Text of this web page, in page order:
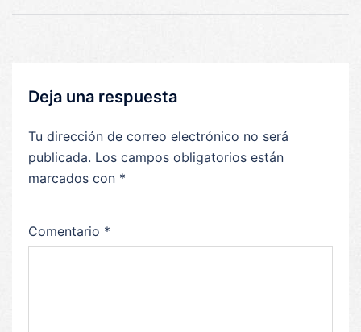
Deja una respuesta
Tu dirección de correo electrónico no será
publicada. Los campos obligatorios están
marcados con *
Comentario *